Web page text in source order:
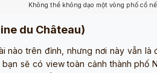
Không thể không dạo một vòng phố cổ
du Château)
nào trên đỉnh, nhưng nơi này vẫn
sẽ có view toàn cảnh thành phố